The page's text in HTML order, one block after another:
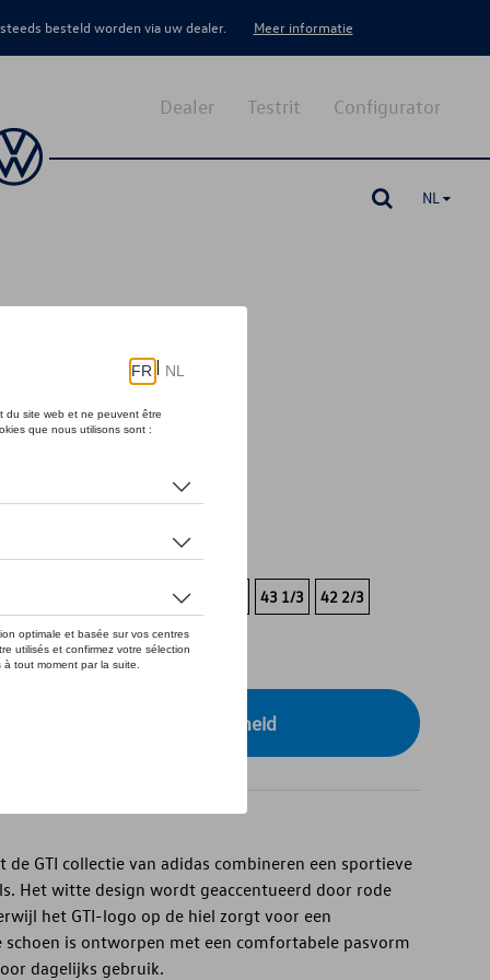
besteld worden via uw dealer. Meer informatie
Configurator
Testrit
Dealer
NL
44 2/3 43 1/3 42 2/3
39 1/3
uw dealer voor beschikbaarheid
de GTI collectie van adidas combineren een sportieve
Het witte design wordt geaccentueerd door rode
het GTI-logo op de hiel zorgt voor een
is ontworpen met een comfortabele pasvorm
dagelijks gebruik.